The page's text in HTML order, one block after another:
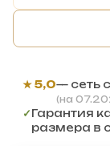
★ 5,0— сеть
(на
✓Гарантия
размера в